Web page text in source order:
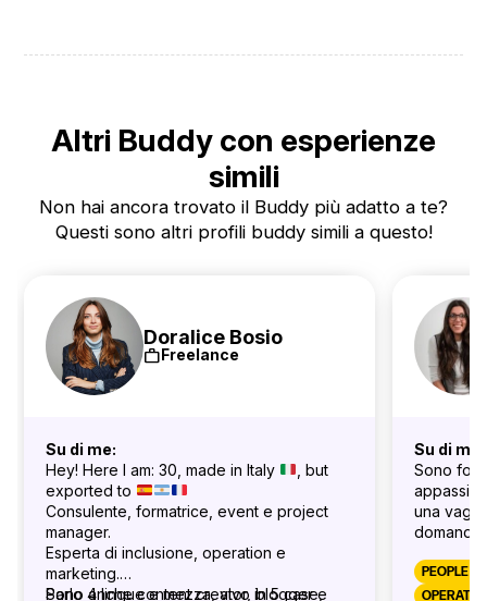
Altri Buddy con esperienze
simili
Non hai ancora trovato il Buddy più adatto a te?
Questi sono altri profili buddy simili a questo!
Doralice Bosio
workFreelance
Su di me:
Hey! Here I am: 30, made in Italy
, but
exported to
Consulente, formatrice, event e project
manager.
Esperta di inclusione, operation e
marketing.
Sono anche content creator, blogger e
Parlo 4 lingue e mezza, vivo in 5 case,
Su di me:
Sono
una vaga
domanda
ed
percorso
PEOPLE &